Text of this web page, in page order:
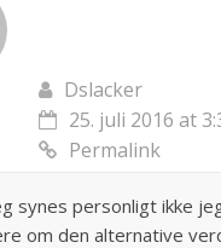
Dslacker
25. juli 2016 at
Permalink
synes personligt ikke
om den alternative